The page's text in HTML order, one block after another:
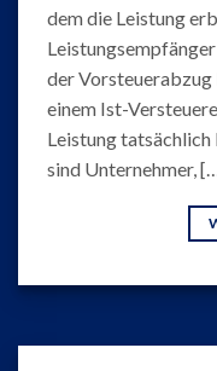
dem die Leistung
der Vorsteuerabzug
einem Ist-
Leistung
sind Unternehmer,